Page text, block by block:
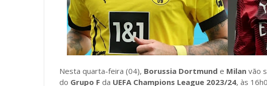
Nesta quarta-feira (04), Borussia Dortmund e Milan vão
do Grupo F da UEFA Champions League 2023/24, às